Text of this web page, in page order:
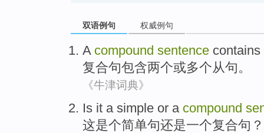
双语例句 权威例句
A compound sentence contains
复合句包含两个或多个从句。
《牛津词典》
Is it a simple or a compound
这是个简单句还是一个复合句？